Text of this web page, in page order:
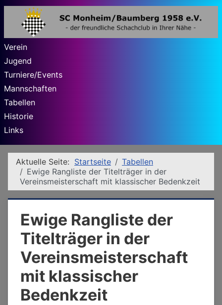
Verein
Jugend
Turniere/Events
Mannschaften
Tabellen
Historie
Links
Aktuelle Seite: Startseite
Tabellen
Ewige Rangliste der Titelträger in der
Vereinsmeisterschaft mit klassischer Bedenkzeit
Ewige Rangliste der
Titelträger in der
Vereinsmeisterschaft
mit klassischer
Bedenkzeit